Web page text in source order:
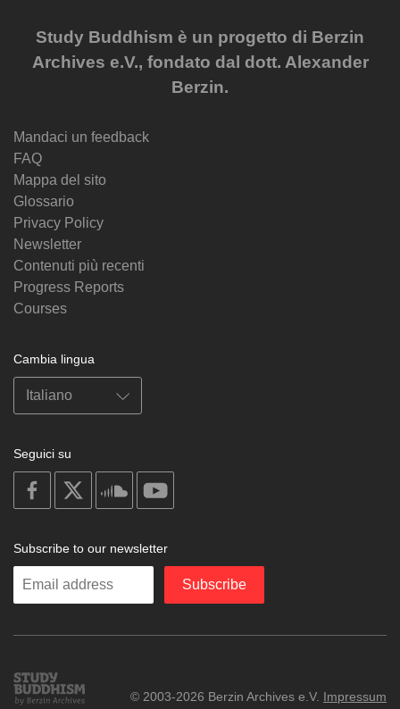
Study Buddhism è un progetto di Berzin
Archives e.V., fondato dal dott. Alexander
Berzin.
Mandaci un feedback
FAQ
Mappa del sito
Glossario
Privacy Policy
Newsletter
Contenuti più recenti
Progress Reports
Courses
Cambia lingua
Seguici su
on
facebook
soundcloud
Subscribe to our newsletter
Enter
Subscribe
Study
Buddhism
© 2003-2026 Berzin Archives e.V. Impressum